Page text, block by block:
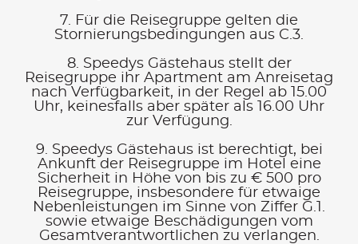
7. Für die Reisegruppe gelten die
Stornierungsbedingungen aus C.3.
8. Speedys Gästehaus stellt der
Reisegruppe ihr Apartment am Anreisetag
nach Verfügbarkeit, in der Regel ab 15.00
Uhr, keinesfalls aber später als 16.00 Uhr
zur Verfügung.
9. Speedys Gästehaus ist berechtigt, bei
Ankunft der Reisegruppe im Hotel eine
Sicherheit in Höhe von bis zu € 500 pro
Reisegruppe, insbesondere für etwaige
Nebenleistungen im Sinne von Ziffer G.1.
sowie etwaige Beschädigungen vom
Gesamtverantwortlichen zu verlangen.